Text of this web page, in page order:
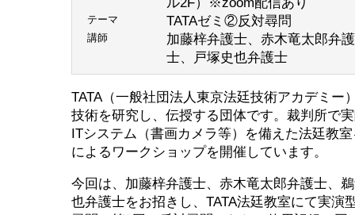
テーマ TATAゼミ②反対尋問
講師
加藤梓弁護士、赤木竜太郎弁
士、戸塚史也弁護士
TATA（一般社団法人東京法廷技術アカデミー
技術を研究し、伝授する団体です。裁判所で
ITシステム（書画カメラ等）を備えた法廷教
によるワークショップを開催しています。
今回は、加藤梓弁護士、赤木竜太郎弁護士、
也弁護士をお招きし、TATA法廷教室にて実演